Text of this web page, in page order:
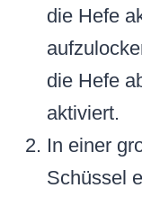
die Hefe
die Hefe
aktiviert.
In einer
Schüssel